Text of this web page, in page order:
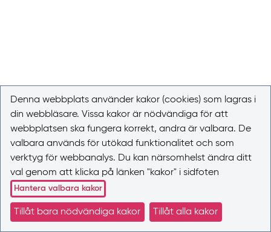
Denna webbplats använder kakor (cookies) som lagras i
din webbläsare. Vissa kakor är nödvändiga för att
webbplatsen ska fungera korrekt, andra är valbara. De
valbara används för utökad funktionalitet och som
verktyg för webbanalys. Du kan närsomhelst ändra ditt
val genom att klicka på länken "kakor" i sidfoten
Hantera valbara kakor
Tillåt bara nödvändiga kakor Tillåt alla kakor